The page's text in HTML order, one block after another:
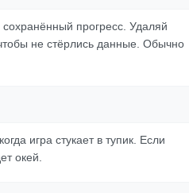
прогресс. Удаляй
не стёрлись данные. Обычно
игра стукает в тупик. Если
окей.